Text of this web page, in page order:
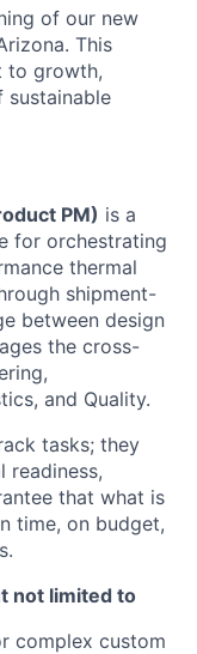
of our new
This
to growth,
sustainable
PM) is a
for orchestrating
thermal
shipment-
between design
the cross-
and Quality.
tasks; they
readiness,
that what is
time, on budget,
not limited to
complex custom